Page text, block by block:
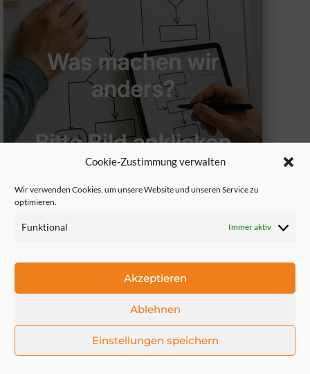
Cookie-Zustimmung verwalten
Wir verwenden Cookies, um unsere Website und unseren Service zu
optimieren.
Funktional Immer aktiv
Akzeptieren
Ablehnen
Einstellungen speichern